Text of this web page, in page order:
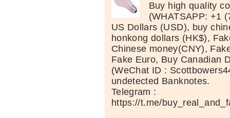
Buy high quality
(WHATSAPP: +1
US Dollars (USD), buy
honkong dollars (HK$),
Chinese money(CNY),
Fake Euro, Buy Canadian
(WeChat ID :
undetected Banknotes.
Telegram :
https://t.me/